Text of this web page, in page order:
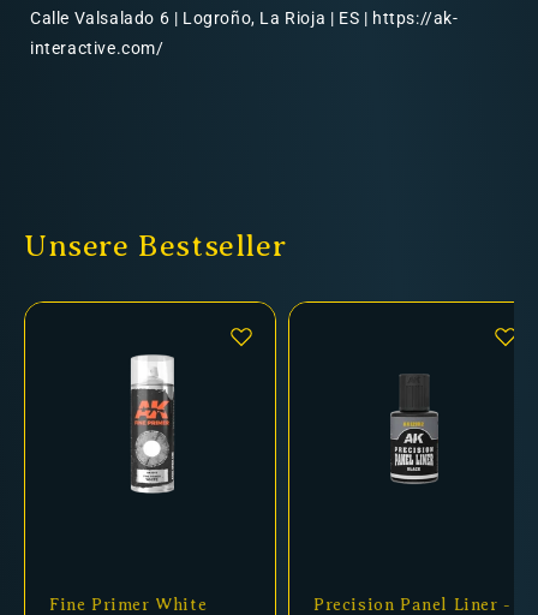
Calle Valsalado 6 | Logroño, La Rioja | ES | https://ak-
interactive.com/
Unsere Bestseller
Fine Primer White
Precision Panel Liner -